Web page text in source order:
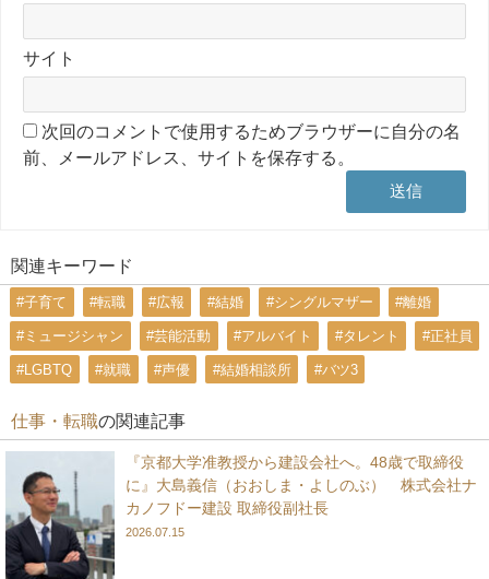
サイト
次回のコメントで使用するためブラウザーに自分の名
前、メールアドレス、サイトを保存する。
関連キーワード
#子育て #転職 #広報 #結婚 #シングルマザー #離婚
#ミュージシャン #芸能活動 #アルバイト #タレント #正社員
#LGBTQ #就職 #声優 #結婚相談所 #バツ3
仕事・転職の関連記事
『京都大学准教授から建設会社へ。48歳で取締役
に』大島義信（おおしま・よしのぶ） 株式会社ナ
カノフドー建設 取締役副社長
2026.07.15